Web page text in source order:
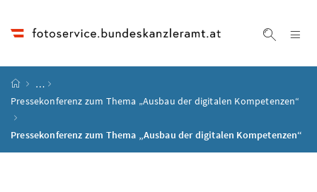
Startseite
…
Pressekonferenz zum Thema „Ausbau der digitalen Kompetenzen“
Pressekonferenz zum Thema „Ausbau der digitalen Kompetenzen“